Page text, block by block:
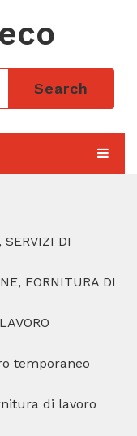
Search
SERVIZI DI
FORNITURA DI
temporaneo
di lavoro